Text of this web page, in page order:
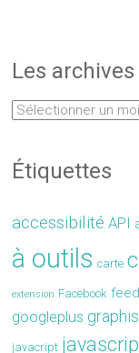
Les
Étiquettes
accessibilité API
à outils carte
extension Facebook
googleplus
javacript